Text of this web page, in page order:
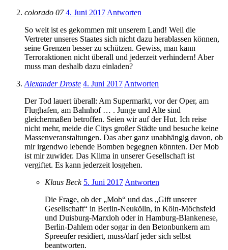
colorado 07 4. Juni 2017 Antworten
So weit ist es gekommen mit unserem Land! Weil die
Vertreter unseres Staates sich nicht dazu herablassen können,
seine Grenzen besser zu schützen. Gewiss, man kann
Terroraktionen nicht überall und jederzeit verhindern! Aber
muss man deshalb dazu einladen?
Alexander Droste 4. Juni 2017 Antworten
Der Tod lauert überall: Am Supermarkt, vor der Oper, am
Flughafen, am Bahnhof … . Junge und Alte sind
gleichermaßen betroffen. Seien wir auf der Hut. Ich reise
nicht mehr, meide die Citys großer Städte und besuche keine
Massenveranstaltungen. Das aber ganz unabhängig davon, ob
mir irgendwo lebende Bomben begegnen könnten. Der Mob
ist mir zuwider. Das Klima in unserer Gesellschaft ist
vergiftet. Es kann jederzeit losgehen.
Klaus Beck 5. Juni 2017 Antworten
Die Frage, ob der „Mob“ und das „Gift unserer
Gesellschaft“ in Berlin-Neukölln, in Köln-Möchsfeld
und Duisburg-Marxloh oder in Hamburg-Blankenese,
Berlin-Dahlem oder sogar in den Betonbunkern am
Spreeufer residiert, muss/darf jeder sich selbst
beantworten.